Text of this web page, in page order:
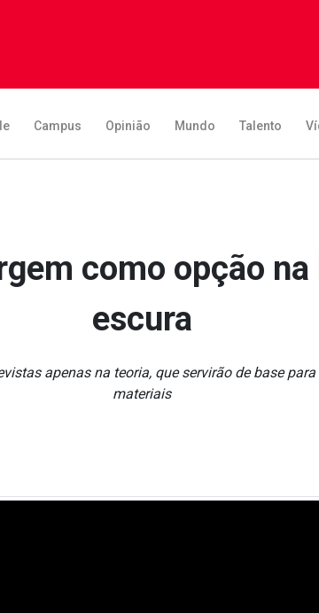
Campus Opinião Mundo Talento
como opção
escura
apenas na teoria, que servirão de base
materiais